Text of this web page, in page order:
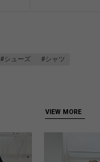
#シューズ
#シャツ
VIEW MORE